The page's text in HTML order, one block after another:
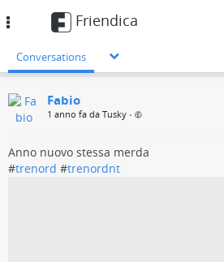
Friendica
Conversations
Fabio
1 anno fa da Tusky •
Anno nuovo stessa merda
#trenord #trenordnt